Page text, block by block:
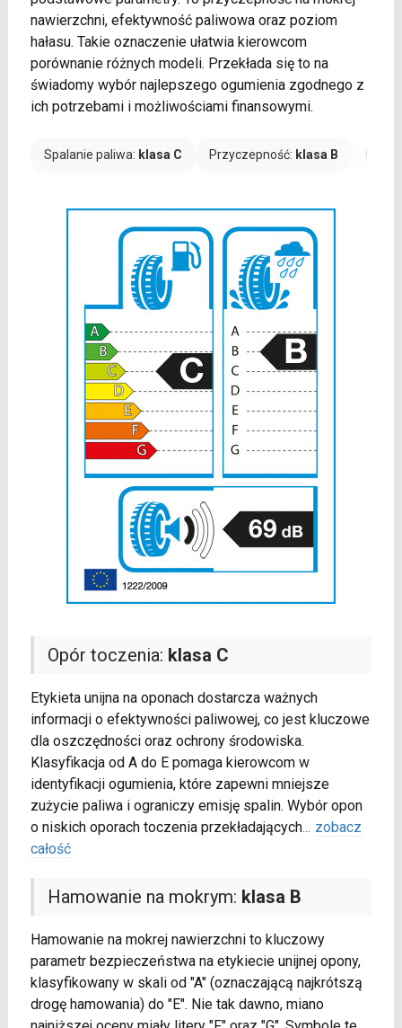
nawierzchni, efektywność paliwowa oraz poziom
hałasu. Takie oznaczenie ułatwia kierowcom
porównanie różnych modeli. Przekłada się to na
świadomy wybór najlepszego ogumienia zgodnego z
ich potrzebami i możliwościami finansowymi.
Spalanie paliwa: klasa C Przyczepność: klasa B
Opór toczenia: klasa C
Etykieta unijna na oponach dostarcza ważnych
informacji o efektywności paliwowej, co jest kluczowe
dla oszczędności oraz ochrony środowiska.
Klasyfikacja od A do E pomaga kierowcom w
identyfikacji ogumienia, które zapewni mniejsze
zużycie paliwa i ograniczy emisję spalin. Wybór opon
o niskich oporach toczenia przekładających... zobacz
całość
Hamowanie na mokrym: klasa B
Hamowanie na mokrej nawierzchni to kluczowy
parametr bezpieczeństwa na etykiecie unijnej opony,
klasyfikowany w skali od "A" (oznaczającą najkrótszą
drogę hamowania) do "E". Nie tak dawno, miano